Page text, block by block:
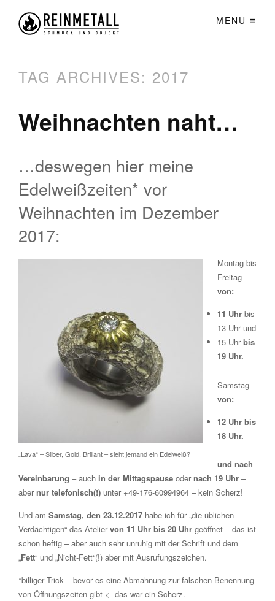
MENU
TAG ARCHIVES: 2017
Weihnachten naht…
…deswegen hier meine
Edelweißzeiten* vor
Weihnachten im Dezember
2017:
„Lava“ – Silber, Gold, Brillant – sieht jemand ein Edelweiß?
Montag bis
Freitag
von:
11 Uhrbis
13 Uhr und
15 Uhrbis
19 Uhr.
Samstag
von:
12 Uhr bis
18 Uhr.
und nach
Vereinbarung – auch in der Mittagspause odernach 19 Uhr –
abernur telefonisch(!) unter +49-176-60994964 – kein Scherz!
Und am Samstag, den 23.12.2017 habe ich für „die üblichen
Verdächtigen“ das Ateliervon 11 Uhr bis 20 Uhr geöffnet – das ist
schon heftig – aber auch sehr unruhig mit der Schrift und dem
„Fett“ und „Nicht-Fett“(!) aber mit Ausrufungszeichen.
*billiger Trick – bevor es eine Abmahnung zur falschen Benennung
von Öffnungszeiten gibt <- das war ein Scherz.